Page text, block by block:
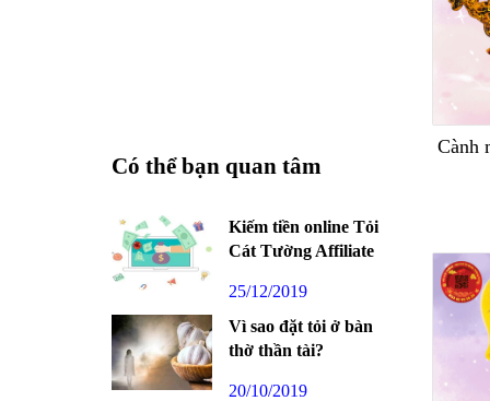
Cành
Có thể bạn quan tâm
Kiếm tiền online Tỏi
Cát Tường Affiliate
25/12/2019
Vì sao đặt tỏi ở bàn
thờ thần tài?
20/10/2019